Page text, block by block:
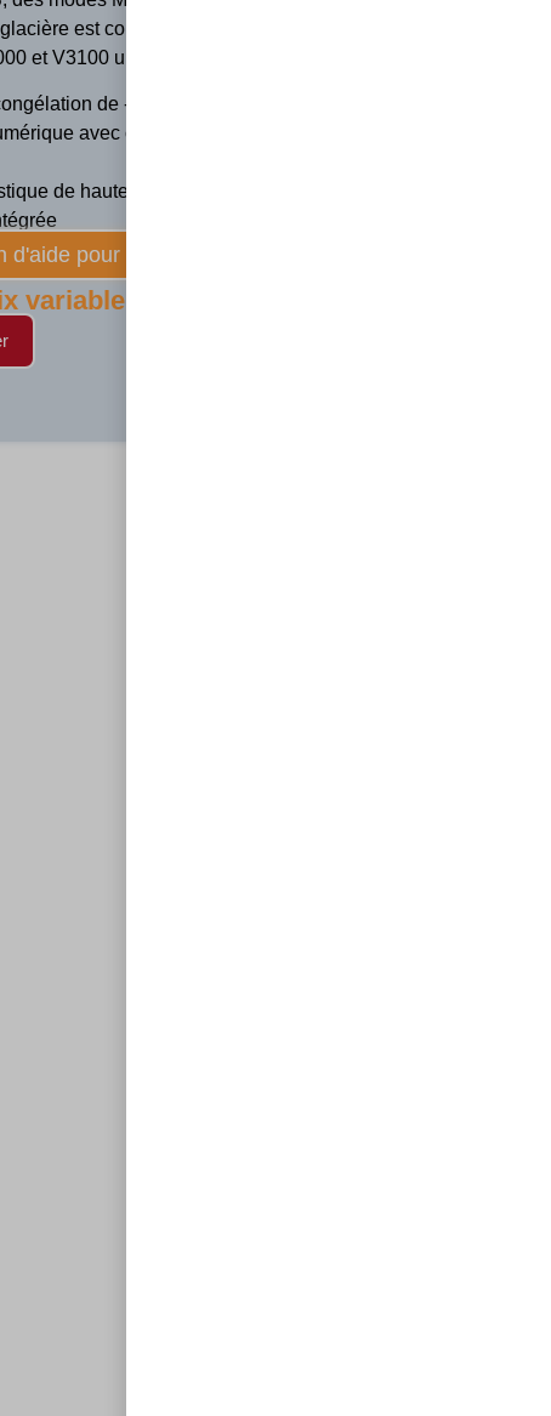
est conçue pour se loger sous l’avant des
et V3100 une fois rabattues.
de -18 ° C à + 10 ° C
avec connexion USB
de haute qualité
d'aide pour faire votre choix
variable selon option choisi)